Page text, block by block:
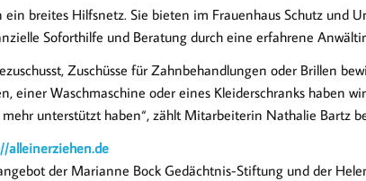
breites Hilfsnetz. Sie bieten im Frauenhaus Schutz und
Soforthilfe und Beratung durch eine erfahrene
Zuschüsse für Zahnbehandlungen oder Brillen
einer Waschmaschine oder eines Kleiderschranks haben
unterstützt haben“, zählt Mitarbeiterin Nathalie Bartz
alleinerziehen.de
der Marianne Bock Gedächtnis-Stiftung und der